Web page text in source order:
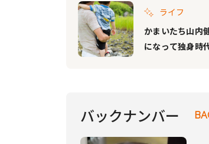
ライフ
かまいたち山内
になって独身時
バックナンバー